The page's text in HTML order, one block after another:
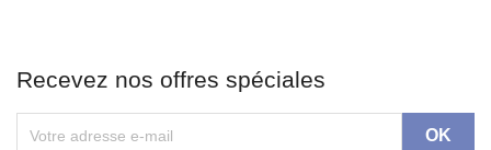
Recevez nos offres spéciales